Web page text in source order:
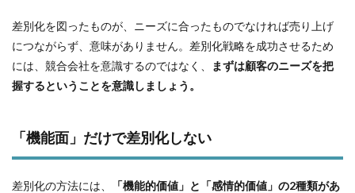
差別化を図ったものが、ニーズに合ったものでなければ売り上げ
につながらず、意味がありません。差別化戦略を成功させるため
には、競合会社を意識するのではなく、
まずは顧客のニーズを把
握するということを意識しましょう。
「機能面」だけで差別化しない
差別化の方法には、
「機能的価値」と「感情的価値」の2種類があ